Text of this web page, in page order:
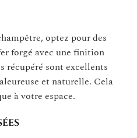
optez pour des
forgé avec une finition
récupéré sont excellents
et naturelle. Cela
à votre espace.